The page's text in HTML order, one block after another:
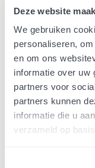
Deze website
We gebruiken
personaliseren,
en om ons
informatie over uw
partners voor
partners kunnen
informatie die u
verzameld op
Webshop
Onder
In een zakje
tientallen planten